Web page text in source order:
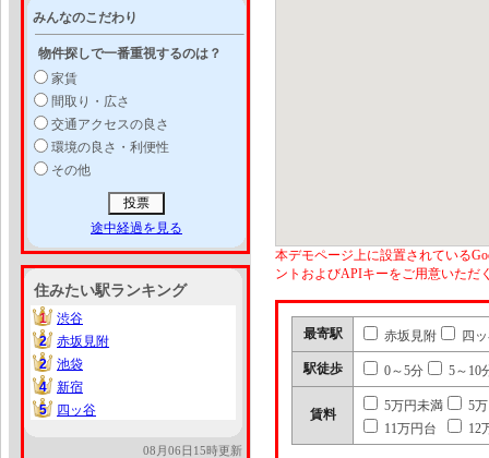
みんなのこだわり
物件探しで一番重視するのは？
家賃
間取り・広さ
交通アクセスの良さ
環境の良さ・利便性
その他
途中経過を見る
住みたい駅ランキング
1
1
渋谷
2
2
赤坂見附
2
2
池袋
4
4
新宿
5
5 四ッ谷
08月06日15時更新
本デモページ上に設置されている
ントおよびAPIキーをご用意いただ
最寄駅 赤坂見附 四
駅徒歩 0～5分 5～10
賃料
5万円未満
5
11万円台
12